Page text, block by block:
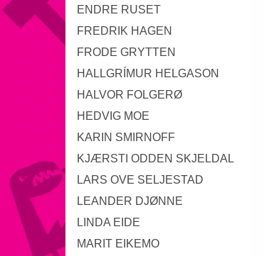
ENDRE RUSET
FREDRIK HAGEN
FRODE GRYTTEN
HALLGRÍMUR HELGASON
HALVOR FOLGERØ
HEDVIG MOE
KARIN SMIRNOFF
KJÆRSTI ODDEN SKJELDAL
LARS OVE SELJESTAD
LEANDER DJØNNE
LINDA EIDE
MARIT EIKEMO